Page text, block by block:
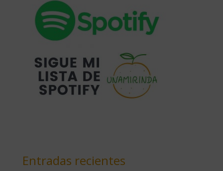
Entradas recientes